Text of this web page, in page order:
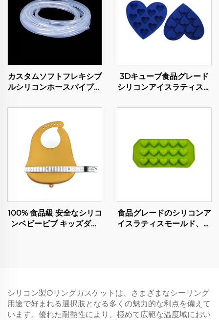
カスタムソフトフレキシブ
ルシリコンホースパイプ薄
レード透明パルスポンプシ
リコンチューブ
3Dキューブ食品グレード
シリコンアイスラティスフ
ートトレイ誕生日ケーキデ
100% 食品級 安全なシリコ
ンベビービブ キッズダイ
食品グレードのシリコンア
イスラティスモールド、フ
シリコン製Oリングガスケットは、さまざまなシーリング
用途で好まれる選択肢となる多くの魅力的な利点を備えて
います。優れた耐熱性により、極めて広範な温度域におい